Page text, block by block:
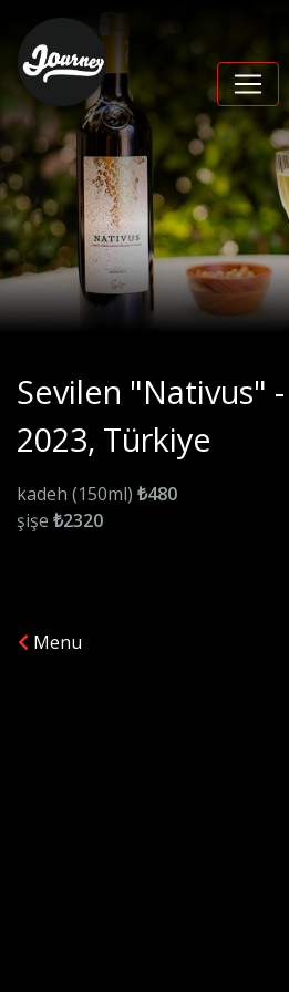
Sevilen
Narince -
Türkiye -
Cihangir
Sevilen "Nativus"
2023, Türkiye
kadeh (150ml) ₺480
şişe ₺2320
Menu